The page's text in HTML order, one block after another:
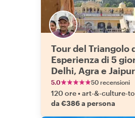
Tour del Triangolo
Esperienza di 5
Delhi, Agra e Jaipur
5.0 50 recensioni
120 ore•art-&-culture-
da €386 a persona